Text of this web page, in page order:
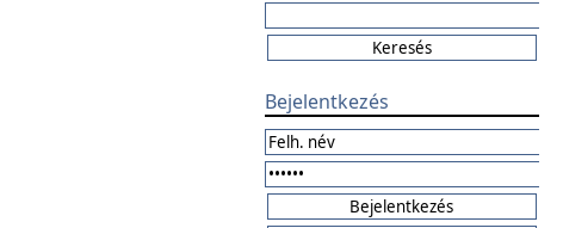
Bejelentkezés